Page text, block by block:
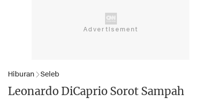
Hiburan Seleb
Leonardo DiCaprio Sorot Sampah